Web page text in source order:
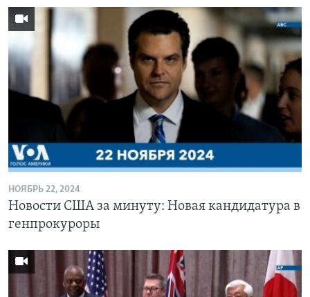
НОЯБРЬ 22, 2024
Новости США за минуту: Новая кандидатура в
генпрокуроры